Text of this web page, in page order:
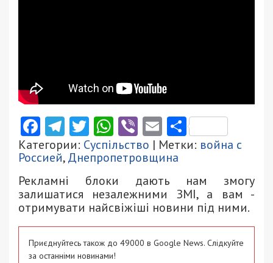
Facebook
Telegram
Twitter
WhatsApp
ViberEmail
Категории: Суспільство | Метки: война с
Россией,Днепропетровщина
Рекламні блоки дають нам змогу
залишатися незалежними ЗМІ, а вам -
отримувати найсвіжіші новини під ними.
Приєднуйтесь також до 49000 в Google News. Слідкуйте
за останніми новинами!